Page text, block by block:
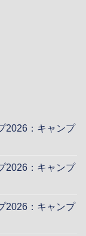
2026：キャンプ
2026：キャンプ
2026：キャンプ